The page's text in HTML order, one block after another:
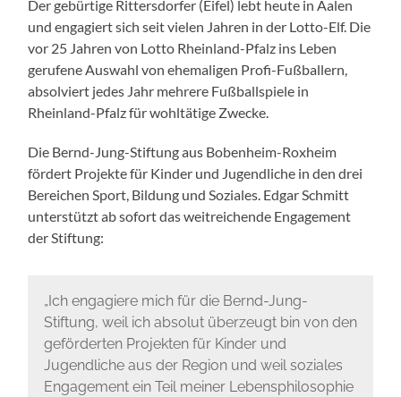
Der gebürtige Rittersdorfer (Eifel) lebt heute in Aalen
und engagiert sich seit vielen Jahren in der Lotto-Elf. Die
vor 25 Jahren von Lotto Rheinland-Pfalz ins Leben
gerufene Auswahl von ehemaligen Profi-Fußballern,
absolviert jedes Jahr mehrere Fußballspiele in
Rheinland-Pfalz für wohltätige Zwecke.
Die Bernd-Jung-Stiftung aus Bobenheim-Roxheim
fördert Projekte für Kinder und Jugendliche in den drei
Bereichen Sport, Bildung und Soziales. Edgar Schmitt
unterstützt ab sofort das weitreichende Engagement
der Stiftung:
„Ich engagiere mich für die Bernd-Jung-
Stiftung, weil ich absolut überzeugt bin von den
geförderten Projekten für Kinder und
Jugendliche aus der Region und weil soziales
Engagement ein Teil meiner Lebensphilosophie